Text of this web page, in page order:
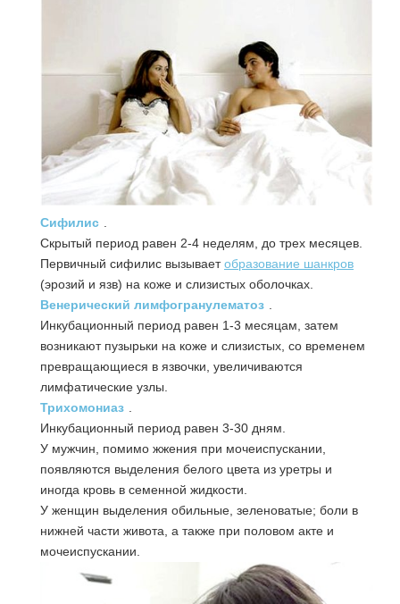
Сифилис .
Скрытый период равен 2-4 неделям, до трех месяцев.
Первичный сифилис вызываетобразование шанкров
(эрозий и язв) на коже и слизистых оболочках.
Венерический лимфогранулематоз .
Инкубационный период равен 1-3 месяцам, затем
возникают пузырьки на коже и слизистых, со временем
превращающиеся в язвочки, увеличиваются
лимфатические узлы.
Трихомониаз .
Инкубационный период равен 3-30 дням.
У мужчин, помимо жжения при мочеиспускании,
появляются выделения белого цвета из уретры и
иногда кровь в семенной жидкости.
У женщин выделения обильные, зеленоватые; боли в
нижней части живота, а также при половом акте и
мочеиспускании.